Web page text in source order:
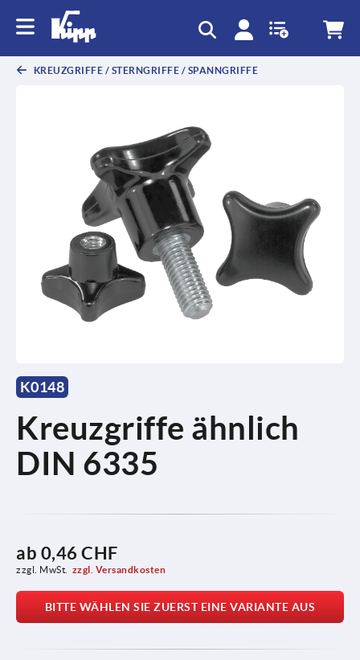
KREUZGRIFFE / STERNGRIFFE / SPANNGRIFFE
K0148
Kreuzgriffe ähnlich
DIN 6335
ab 0,46 CHF
zzgl. MwSt. zzgl. Versandkosten
BITTE WÄHLEN SIE ZUERST EINE VARIANTE AUS